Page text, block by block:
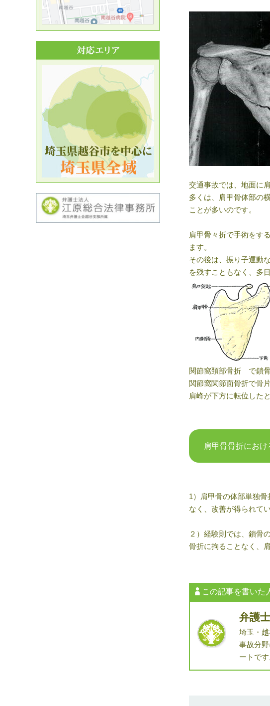
交通事故では、地面に
多くは、肩甲骨体部の
ことが多いのです。
肩甲骨々折で手術をす
ます。
その後は、振り子運動
を残すこともなく、多
関節窩頚部骨折 で鎖骨
関節窩関節面骨折で骨
肩峰が下方に転位した
肩甲骨骨折にお
1）肩甲骨の体部単独
なく、改善が得られて
２）経験則では、鎖骨
骨折に拘ることなく、
この記事を書いた
弁護
埼玉・
事故分
ートで